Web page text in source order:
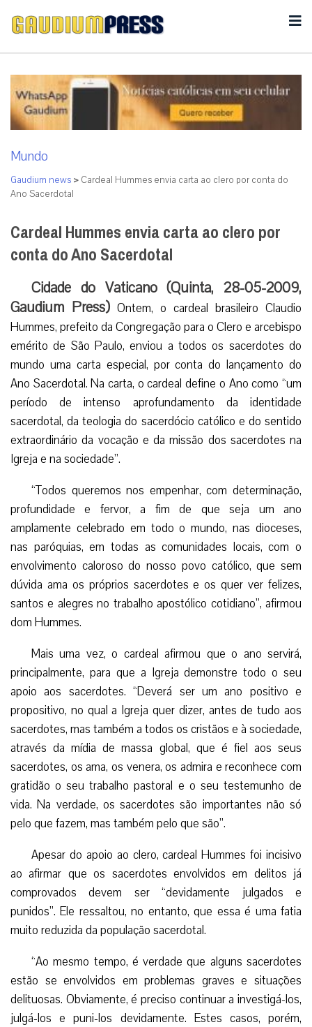
Mundo
Gaudium news > Cardeal Hummes envia carta ao clero por conta do
Ano Sacerdotal
Cardeal Hummes envia carta ao clero por
conta do Ano Sacerdotal
Cidade do Vaticano (Quinta, 28-05-2009,
Gaudium Press) Ontem, o cardeal brasileiro Claudio
Hummes, prefeito da Congregação para o Clero e arcebispo
emérito de São Paulo, enviou a todos os sacerdotes do
mundo uma carta especial, por conta do lançamento do
Ano Sacerdotal. Na carta, o cardeal define o Ano como “um
período de intenso aprofundamento da identidade
sacerdotal, da teologia do sacerdócio católico e do sentido
extraordinário da vocação e da missão dos sacerdotes na
Igreja e na sociedade”.
“Todos queremos nos empenhar, com determinação,
profundidade e fervor, a fim de que seja um ano
amplamente celebrado em todo o mundo, nas dioceses,
nas paróquias, em todas as comunidades locais, com o
envolvimento caloroso do nosso povo católico, que sem
dúvida ama os próprios sacerdotes e os quer ver felizes,
santos e alegres no trabalho apostólico cotidiano”, afirmou
dom Hummes.
Mais uma vez, o cardeal afirmou que o ano servirá,
principalmente, para que a Igreja demonstre todo o seu
apoio aos sacerdotes. “Deverá ser um ano positivo e
propositivo, no qual a Igreja quer dizer, antes de tudo aos
sacerdotes, mas também a todos os cristãos e à sociedade,
através da mídia de massa global, que é fiel aos seus
sacerdotes, os ama, os venera, os admira e reconhece com
gratidão o seu trabalho pastoral e o seu testemunho de
vida. Na verdade, os sacerdotes são importantes não só
pelo que fazem, mas também pelo que são”.
Apesar do apoio ao clero, cardeal Hummes foi incisivo
ao afirmar que os sacerdotes envolvidos em delitos já
comprovados devem ser “devidamente julgados e
punidos”. Ele ressaltou, no entanto, que essa é uma fatia
muito reduzida da população sacerdotal.
“Ao mesmo tempo, é verdade que alguns sacerdotes
estão se envolvidos em problemas graves e situações
delituosas. Obviamente, é preciso continuar a investigá-los,
julgá-los e puni-los devidamente. Estes casos, porém,